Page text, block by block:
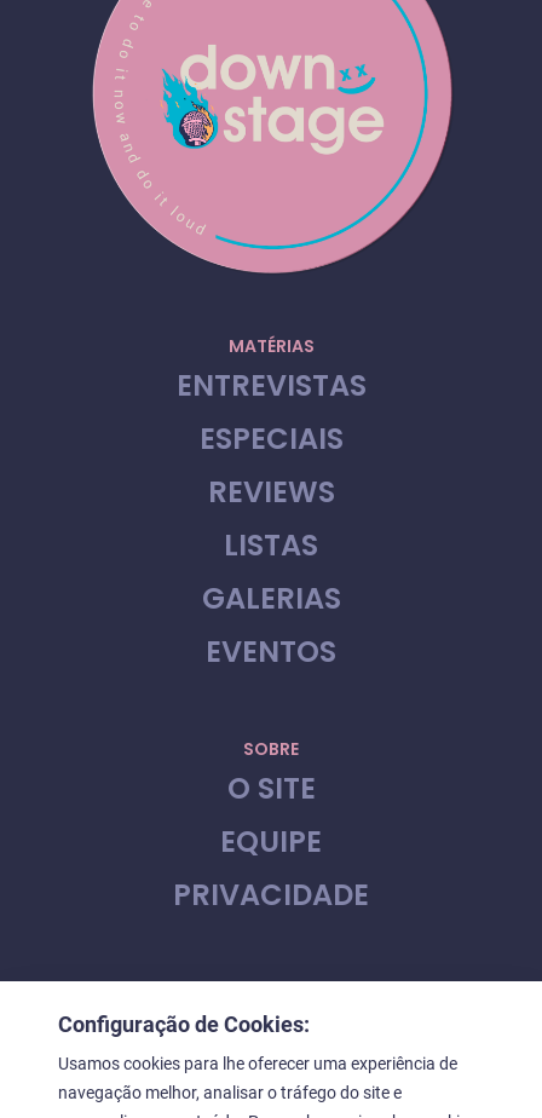
MATÉRIAS
ENTREVISTAS
ESPECIAIS
REVIEWS
LISTAS
GALERIAS
EVENTOS
SOBRE
O SITE
EQUIPE
PRIVACIDADE
FALE CONOSCO
Configuração de Cookies:
Usamos cookies para lhe oferecer uma experiência de
navegação melhor, analisar o tráfego do site e